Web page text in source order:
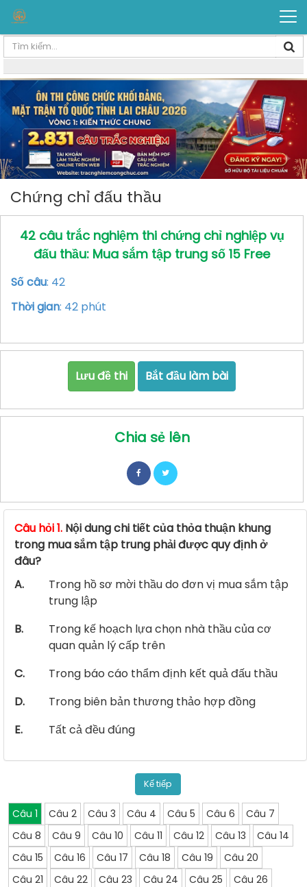
Chứng chỉ đấu thầu
42 câu trắc nghiệm thi chứng chỉ nghiệp vụ
đấu thầu: Mua sắm tập trung số 15 Free
Số câu: 42
Thời gian: 42 phút
Lưu đề thi Bắt đầu làm bài
Chia sẻ lên
Câu hỏi 1. Nội dung chi tiết của thỏa thuận khung
trong mua sắm tập trung phải được quy định ở
đâu?
A.
Trong hồ sơ mời thầu do đơn vị mua sắm tập
trung lập
B.
Trong kế hoạch lựa chọn nhà thầu của cơ
quan quản lý cấp trên
C.
Trong báo cáo thẩm định kết quả đấu thầu
D.
Trong biên bản thương thảo hợp đồng
E.
Tất cả đều đúng
Kế tiếp
Câu 1 Câu 2 Câu 3 Câu 4 Câu 5 Câu 6
Câu 7
Câu 8
Câu 9 Câu 10 Câu 11 Câu 12 Câu 13
Câu 14
Câu 15
Câu 16 Câu 17 Câu 18 Câu 19
Câu 20
Câu 21
Câu 22 Câu 23 Câu 24 Câu 25
Câu 26